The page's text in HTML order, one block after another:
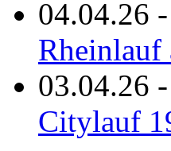
04.04.26 -
Rheinlauf
03.04.26 -
Citylauf